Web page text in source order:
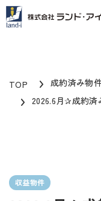
TOP
成約済み物
2026.6月✰成約
収益物件